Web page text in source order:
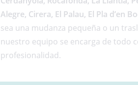
Alegre, Cirera, El Palau, El Pla d’en
sea una mudanza pequeña o un
nuestro equipo se encarga de todo
profesionalidad.